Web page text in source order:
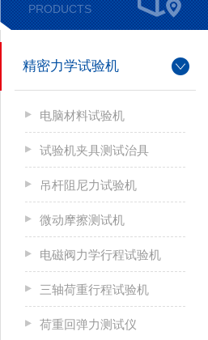
PRODUCTS
精密力学试验机
电脑材料试验机
试验机夹具测试治具
吊杆阻尼力试验机
微动摩擦测试机
电磁阀力学行程试验机
三轴荷重行程试验机
荷重回弹力测试仪